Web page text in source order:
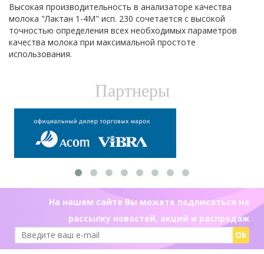
Высокая производительность в анализаторе качества
молока "Лактан 1-4М" исп. 230 сочетается с высокой
точностью определения всех необходимых параметров
качества молока при максимальной простоте
использования.
Партнеры
На нашем сайте Вы можете подписаться на
рассылку новостей, акций и распродаж
Ok